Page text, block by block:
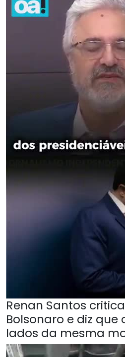
Renan Santos
Bolsonaro e diz que
lados da mesma